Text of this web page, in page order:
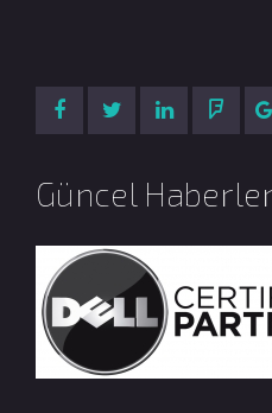
Güncel